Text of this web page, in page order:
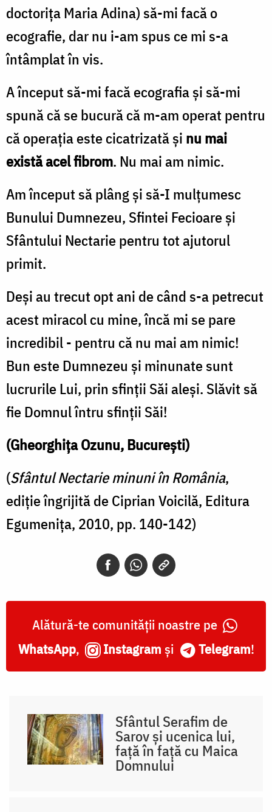
doctoriţa Maria Adina) să-mi facă o
ecografie, dar nu i-am spus ce mi s-a
întâmplat în vis.
A început să-mi facă ecografia şi să-mi
spună că se bucură că m-am operat pentru
că operaţia este cicatrizată şi nu mai
există acel fibrom. Nu mai am nimic.
Am început să plâng şi să-I mulţumesc
Bunului Dumnezeu, Sfintei Fecioare şi
Sfântului Nectarie pentru tot ajutorul
primit.
Deşi au trecut opt ani de când s-a petrecut
acest miracol cu mine, încă mi se pare
incredibil - pentru că nu mai am nimic!
Bun este Dumnezeu şi minunate sunt
lucrurile Lui, prin sfinţii Săi aleşi. Slăvit să
fie Domnul întru sfinţii Săi!
(Gheorghiţa Ozunu, Bucureşti)
(Sfântul Nectarie minuni în România,
ediție îngrijită de Ciprian Voicilă, Editura
Egumenița, 2010, pp. 140-142)
Alătură-te comunității noastre pe
WhatsApp, Instagram și Telegram!
Sfântul Serafim de
Sarov și ucenica lui,
față în față cu Maica
Domnului